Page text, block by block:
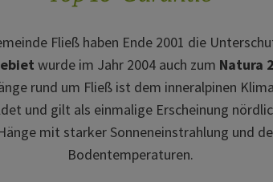
Fließ haben Ende 2001 die
wurde im Jahr 2004 auch zum Natura
rund um Fließ ist dem inneralpinen
und gilt als einmalige Erscheinung
mit starker Sonneneinstrahlung und
Bodentemperaturen.